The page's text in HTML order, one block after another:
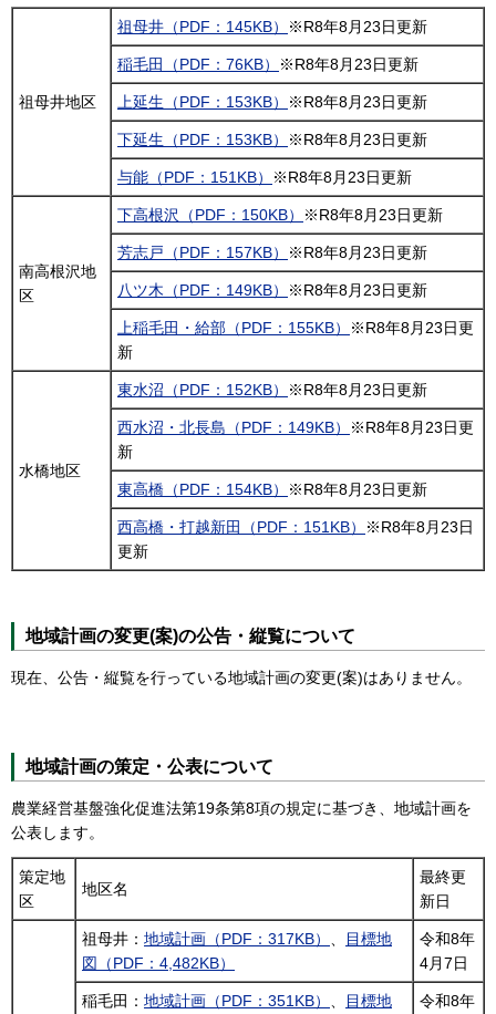
祖母井地区
祖母井（PDF：145KB） ※R8年8月23日更新
稲毛田（PDF：76KB） ※R8年8月23日更新
上延生（PDF：153KB） ※R8年8月23日更新
下延生（PDF：153KB） ※R8年8月23日更新
与能（PDF：151KB） ※R8年8月23日更新
南高根沢地
区
下高根沢（PDF：150KB） ※R8年8月23日更新
芳志戸（PDF：157KB） ※R8年8月23日更新
八ツ木（PDF：149KB） ※R8年8月23日更新
上稲毛田・給部（PDF：155KB）
※R8年8月23日更
新
水橋地区
東水沼（PDF：152KB） ※R8年8月23日更新
西水沼・北長島（PDF：149KB）
※R8年8月23日更
新
東高橋（PDF：154KB） ※R8年8月23日更新
西高橋・打越新田（PDF：151KB）
※R8年8月23日
更新
地域計画の変更(案)の公告・縦覧について
現在、公告・縦覧を行っている地域計画の変更(案)はありません。
地域計画の策定・公表について
農業経営基盤強化促進法第19条第8項の規定に基づき、地域計画を
公表します。
策定地
区
地区名
最終更
新日
祖母井： 地域計画（PDF：317KB）
目標地
図（PDF：4,482KB）
令和8年
4月7日
稲毛田： 地域計画（PDF：351KB）
目標地
令和8年